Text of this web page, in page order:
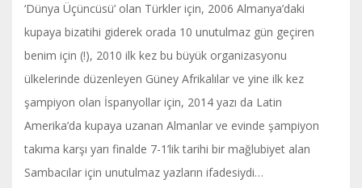
‘Dünya Üçüncüsü’ olan Türkler için, 2006 Almanya’daki
kupaya bizatihi giderek orada 10 unutulmaz gün geçiren
benim için (!), 2010 ilk kez bu büyük organizasyonu
ülkelerinde düzenleyen Güney Afrikalılar ve yine ilk kez
şampiyon olan İspanyollar için, 2014 yazı da Latin
Amerika’da kupaya uzanan Almanlar ve evinde şampiyon
takıma karşı yarı finalde 7-1’lik tarihi bir mağlubiyet alan
Sambacılar için unutulmaz yazların ifadesiydi…